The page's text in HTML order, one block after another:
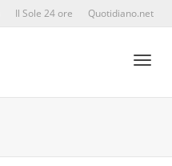
Il Sole 24 ore Quotidiano.net